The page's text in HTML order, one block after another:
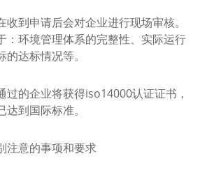
到申请后会对企业进行现场审核。
：环境管理体系的完整性、实际运行
达标情况等。
过的企业将获得iso14000认证证书，
到国际标准。
注意的事项和要求